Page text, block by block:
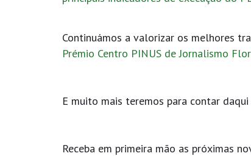
Continuámos a valorizar os melhores
Prémio Centro PINUS de Jornalismo
E muito mais teremos para contar
Receba em primeira mão as próximas